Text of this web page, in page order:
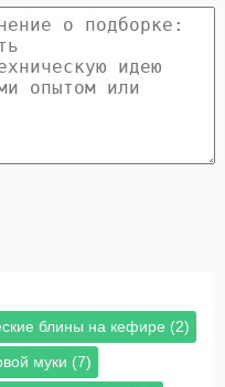
блины на кефире (2)
муки (7)